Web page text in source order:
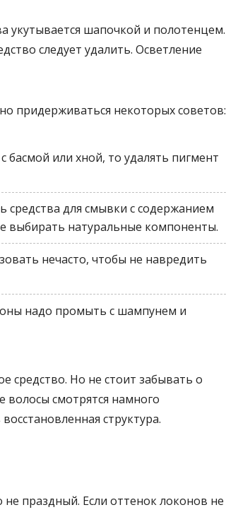
укутывается шапочкой и полотенцем.
следует удалить. Осветление
придерживаться некоторых советов:
басмой или хной, то удалять пигмент
средства для смывки с содержанием
выбирать натуральные компоненты.
нечасто, чтобы не навредить
надо промыть с шампунем и
средство. Но не стоит забывать о
волосы смотрятся намного
структура.
праздный. Если оттенок локонов не